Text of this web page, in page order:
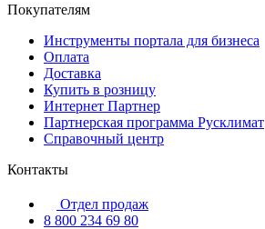
Покупателям
Инструменты портала для бизнеса
Оплата
Доставка
Купить в розницу
Интернет Партнер
Партнерская программа Русклимат
Справочный центр
Контакты
Отдел продаж
8 800 234 69 80